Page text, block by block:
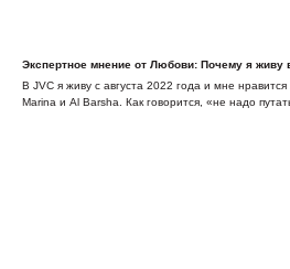
Экспертное мнение от Любови: Почему я живу
В JVC я живу с августа 2022 года и мне
Marina и Al Barsha. Как говорится, «не надо